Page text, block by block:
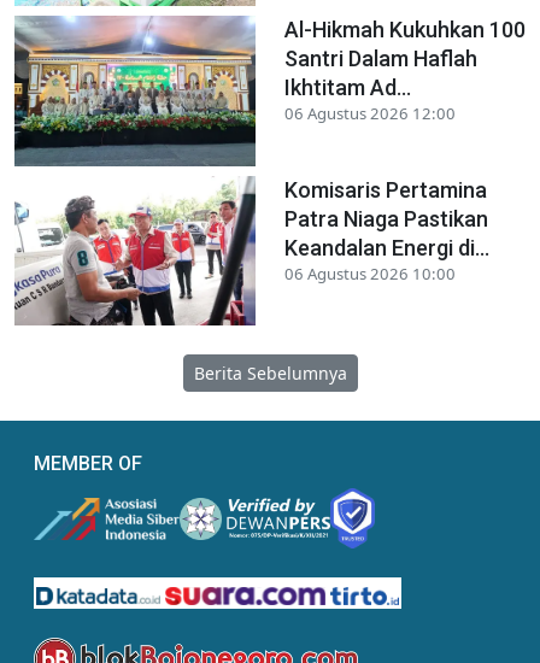
Al-Hikmah Kukuhkan 100
Santri Dalam Haflah
Ikhtitam Ad...
06 Agustus 2026 12:00
Komisaris Pertamina
Patra Niaga Pastikan
Keandalan Energi di...
06 Agustus 2026 10:00
Berita Sebelumnya
MEMBER OF